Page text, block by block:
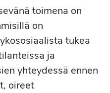
toimena on
on
tukea
ja
yhteydessä ennen
oireet